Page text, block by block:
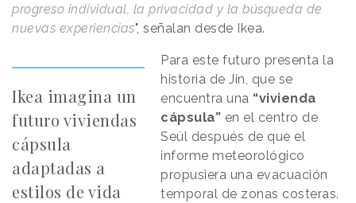
progreso individual, la privacidad y la búsqueda de
nuevas experiencias", señalan desde Ikea.
Ikea imagina un
futuro viviendas
cápsula
adaptadas a
estilos de vida
Para este futuro presenta la
historia de Jin, que se
encuentra una “vivienda
cápsula” en el centro de
Seúl después de que el
informe meteorológico
propusiera una evacuación
temporal de zonas costeras.